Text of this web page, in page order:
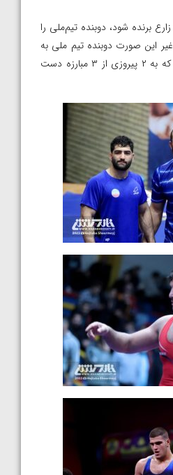
برنده شود، دوبنده تیم‌ملی را
این صورت دوبنده تیم‌ ملی به
کشتی‌گیری خواهد رسید که به ۲ پیروزی از ۳ مبارزه دست